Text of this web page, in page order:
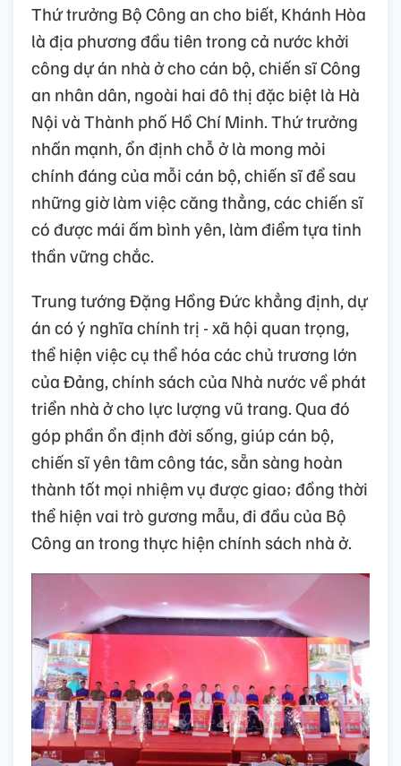
Thứ trưởng Bộ Công an cho biết, Khánh Hòa
là địa phương đầu tiên trong cả nước khởi
công dự án nhà ở cho cán bộ, chiến sĩ Công
an nhân dân, ngoài hai đô thị đặc biệt là Hà
Nội và Thành phố Hồ Chí Minh. Thứ trưởng
nhấn mạnh, ổn định chỗ ở là mong mỏi
chính đáng của mỗi cán bộ, chiến sĩ để sau
những giờ làm việc căng thẳng, các chiến sĩ
có được mái ấm bình yên, làm điểm tựa tinh
thần vững chắc.
Trung tướng Đặng Hồng Đức khẳng định, dự
án có ý nghĩa chính trị - xã hội quan trọng,
thể hiện việc cụ thể hóa các chủ trương lớn
của Đảng, chính sách của Nhà nước về phát
triển nhà ở cho lực lượng vũ trang. Qua đó
góp phần ổn định đời sống, giúp cán bộ,
chiến sĩ yên tâm công tác, sẵn sàng hoàn
thành tốt mọi nhiệm vụ được giao; đồng thời
thể hiện vai trò gương mẫu, đi đầu của Bộ
Công an trong thực hiện chính sách nhà ở.